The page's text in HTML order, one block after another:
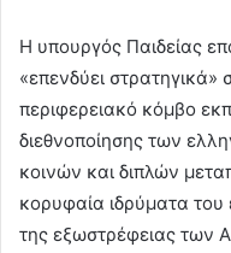
Η υπουργός Παιδείας
«επενδύει
περιφερειακό κόμβο
διεθνοποίησης των
κοινών και διπλών
κορυφαία ιδρύματα του
της εξωστρέφειας των